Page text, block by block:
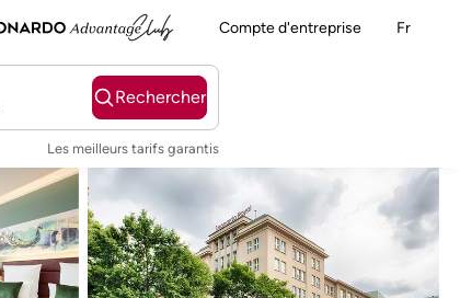
Compte d'entreprise Fr
Rechercher
Les meilleurs tarifs garantis